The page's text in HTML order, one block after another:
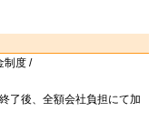
制度 /
了後、全額会社負担にて加